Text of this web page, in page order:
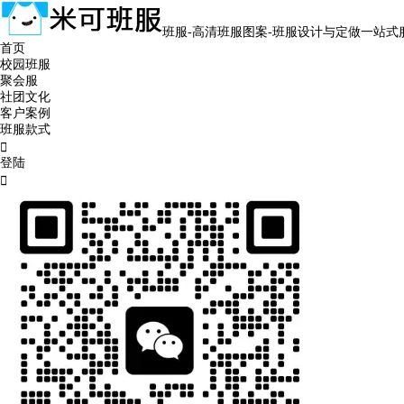
班服-高清班服图案-班服设计与定做一站式
首页
校园班服
聚会服
社团文化
客户案例
班服款式

登陆
